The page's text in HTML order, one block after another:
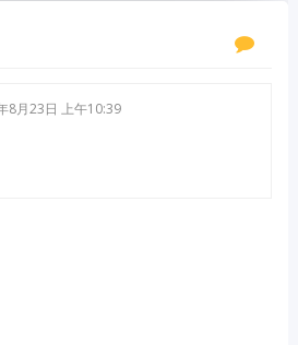
8月23日 上午10:39